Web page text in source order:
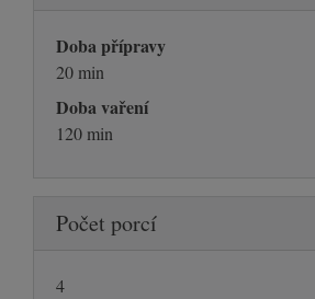
Doba přípravy
20 min
Doba vaření
120 min
Počet porcí
4